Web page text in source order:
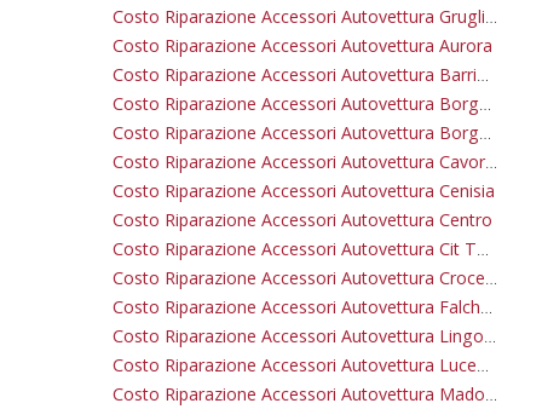
Costo Riparazione Accessori Autovettura Grugliasco
Costo Riparazione Accessori Autovettura Aurora
Costo Riparazione Accessori Autovettura Barriera Di Milano
Costo Riparazione Accessori Autovettura Borgata Vittoria
Costo Riparazione Accessori Autovettura Borgo Po
Costo Riparazione Accessori Autovettura Cavoretto
Costo Riparazione Accessori Autovettura Cenisia
Costo Riparazione Accessori Autovettura Centro
Costo Riparazione Accessori Autovettura Cit Turin
Costo Riparazione Accessori Autovettura Crocetta
Costo Riparazione Accessori Autovettura Falchera Villaretto
Costo Riparazione Accessori Autovettura Lingotto
Costo Riparazione Accessori Autovettura Lucento
Costo Riparazione Accessori Autovettura Madonna Di Campagna